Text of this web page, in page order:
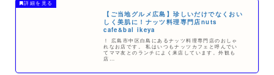
【ご当地グルメ広島】珍しいだけでなくおい
しく美肌に！ナッツ料理専門店nuts
cafe&bal ikeya
！ 広島市中区白島にあるナッツ料理専門店のおしゃ
れなお店です。 私はいつもナッツカフェと呼んでい
てママ友とのランチによく来店しています。外観も
店…